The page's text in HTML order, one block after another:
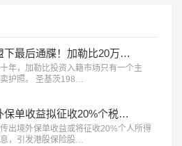
欧盟下最后通牒！加勒比20万美金买护照的黄金通道，2028年就要彻底没了？
年，加勒比投资入籍市场只有一个主
护照。 圣基茨198…
境外保单收益拟征收20%个税信号释放：赴港买保的时代，正在发生深刻变化
出境外保单收益或将征收20%个人所得
，引发港股保险股…